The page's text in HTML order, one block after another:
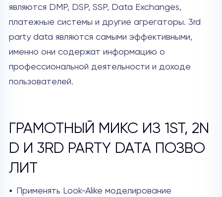
являются DMP, DSP, SSP, Data Exchanges,
платежные системы и другие агрегаторы. 3rd
party data являются самыми эффективными,
именно они содержат информацию о
профессиональной деятельности и доходе
пользователей.
ГРАМОТНЫЙ МИКС ИЗ 1ST, 2N
D И 3RD PARTY DATA ПОЗВО
ЛИТ
Применять Look-Alike моделирование